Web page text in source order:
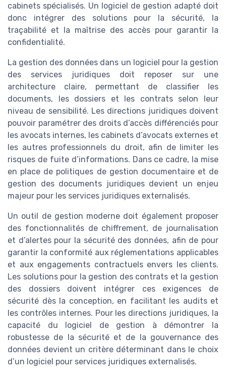
cabinets spécialisés. Un logiciel de gestion adapté doit
donc intégrer des solutions pour la sécurité, la
traçabilité et la maîtrise des accès pour garantir la
confidentialité.
La gestion des données dans un logiciel pour la gestion
des services juridiques doit reposer sur une
architecture claire, permettant de classifier les
documents, les dossiers et les contrats selon leur
niveau de sensibilité. Les directions juridiques doivent
pouvoir paramétrer des droits d’accès différenciés pour
les avocats internes, les cabinets d’avocats externes et
les autres professionnels du droit, afin de limiter les
risques de fuite d’informations. Dans ce cadre, la mise
en place de politiques de gestion documentaire et de
gestion des documents juridiques devient un enjeu
majeur pour les services juridiques externalisés.
Un outil de gestion moderne doit également proposer
des fonctionnalités de chiffrement, de journalisation
et d’alertes pour la sécurité des données, afin de pour
garantir la conformité aux réglementations applicables
et aux engagements contractuels envers les clients.
Les solutions pour la gestion des contrats et la gestion
des dossiers doivent intégrer ces exigences de
sécurité dès la conception, en facilitant les audits et
les contrôles internes. Pour les directions juridiques, la
capacité du logiciel de gestion à démontrer la
robustesse de la sécurité et de la gouvernance des
données devient un critère déterminant dans le choix
d’un logiciel pour services juridiques externalisés.